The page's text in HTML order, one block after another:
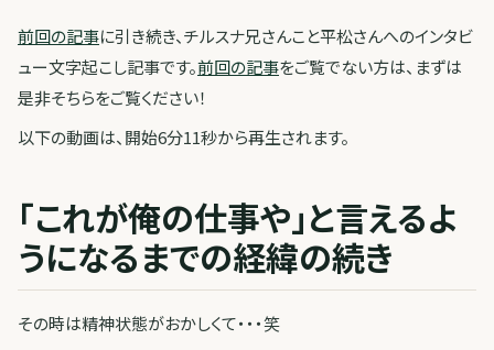
前回の記事に引き続き、チルスナ兄さんこと平松さんへのインタビ
ュー文字起こし記事です。前回の記事をご覧でない方は、まずは
是非そちらをご覧ください！
以下の動画は、開始6分11秒から再生されます。
「これが俺の仕事や」と言えるよ
うになるまでの経緯の続き
その時は精神状態がおかしくて・・・笑